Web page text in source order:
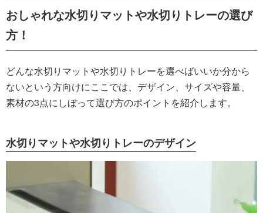
おしゃれな水切りマットや水切りトレーの選び
方！
どんな水切りマットや水切りトレーを選べばいいか分から
ないという方向けにここでは、デザイン、サイズや容量、
素材の3点にしぼって選び方のポイントを紹介します。
水切りマットや水切りトレーのデザイン